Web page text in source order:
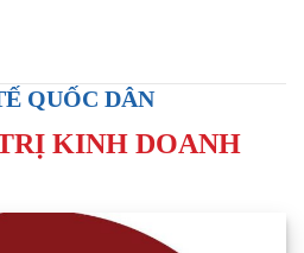
QUỐC DÂN
KINH DOANH